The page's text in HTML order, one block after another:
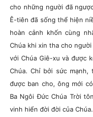
cho những người đã
Ê-tiên đã sống thể hiện
hoàn cảnh khốn cùng
Chúa khi xin tha cho
với Chúa Giê-xu và được
Chúa. Chỉ bởi sức mạnh,
được ban cho, ông mới
Ba Ngôi Đức Chúa Trời
vinh hiển đời đời của Chúa.